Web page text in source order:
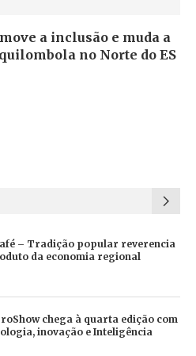
a inclusão e muda a
no Norte do ES
– Tradição popular reverencia
da economia regional
chega à quarta edição com
inovação e Inteligência